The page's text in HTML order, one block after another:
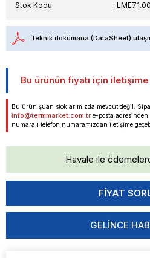
Stok Kodu
Teknik dokümana (DataSheet)
Bu ürünün fiyatı için
Bu ürün şuan stoklarımızda mevcut değil.
info@termmarket.com.tr e-posta adresinden
numaralı telefon numaramızdan iletişime
Havale ile
GELINCE